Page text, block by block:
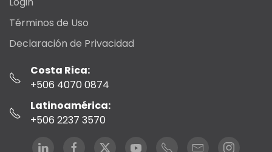
Términos de Uso
Declaración de Privacidad
Costa Rica:
+506 4070 0874
Latinoamérica:
+506 2237 3570